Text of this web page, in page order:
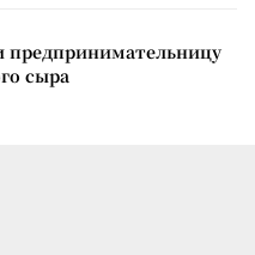
предпринимательницу
сыра